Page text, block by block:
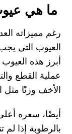
ما هي
رغم مميزاته
العيوب التي
أبرز هذه
عملية القطع
الأخف وزنًا مثل
أيضًا، سعره
بالرطوبة إذا